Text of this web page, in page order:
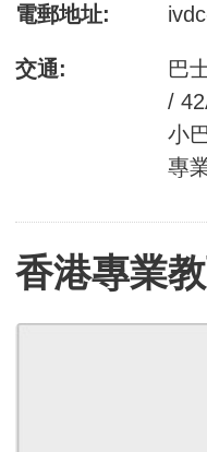
電郵地址:
交通:
巴
/
小
專
香港專業